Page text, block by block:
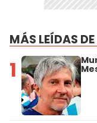
MÁS LEÍDAS DE
1